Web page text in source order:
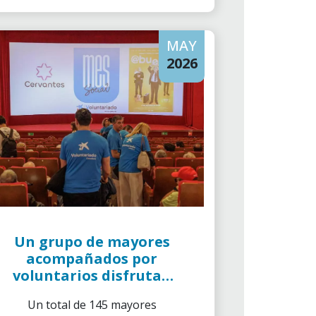
tiene en las personas y en la
comunidad.
MAY
2026
Un grupo de mayores
acompañados por
voluntarios disfrutan
por parte de la
Un total de 145 mayores